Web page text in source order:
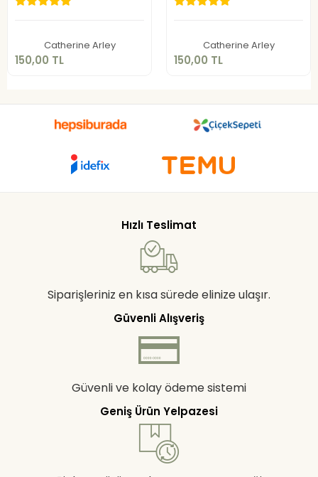
Catherine Arley
150,00 TL
150,00 TL
Catherine Arley
150,00 TL
150,00 TL
Hızlı Teslimat
Siparişleriniz en kısa sürede elinize ulaşır.
Güvenli Alışveriş
Güvenli ve kolay ödeme sistemi
Geniş Ürün Yelpazesi